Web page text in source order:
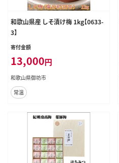
和歌山県産 しそ漬け梅 1kg【0633-
3】
寄付金額
13,000円
和歌山県御坊市
常温